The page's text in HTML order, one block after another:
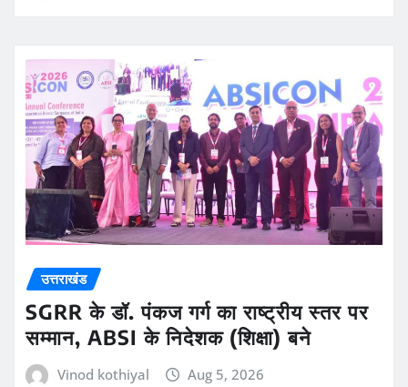
उत्तराखंड
SGRR के डॉ. पंकज गर्ग का राष्ट्रीय स्तर पर
सम्मान, ABSI के निदेशक (शिक्षा) बने
Vinod kothiyal Aug 5, 2026